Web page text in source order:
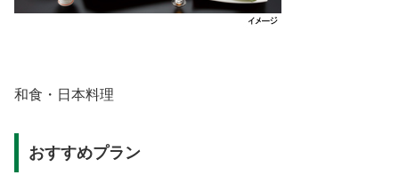
和食・日本料理
おすすめプラン